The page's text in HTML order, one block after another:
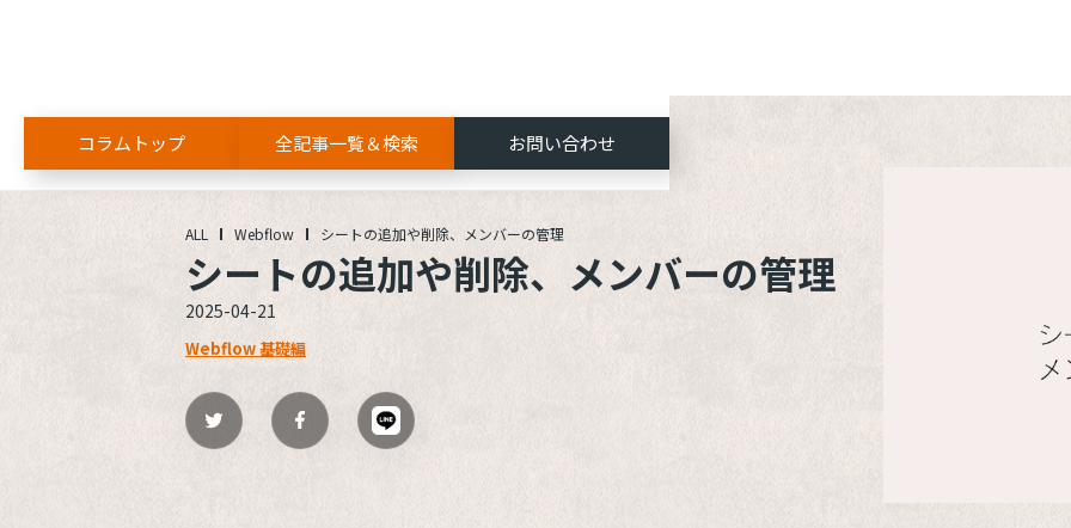
コラムトップ 全記事一覧＆検索 お問い合わせ
ALL Webflow シートの追加や削除、メンバーの管理
シートの追加や削除、メンバーの管理
2025-04-21
Webflow 基礎編